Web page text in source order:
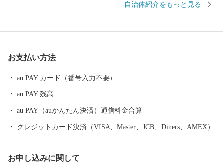
わびは全国の市場を通じて食卓や料理店を賑わせています。 地元
治42年以来、天皇・皇后両陛下に献上が続いている最高級の枇杷
自治体紹介をもっと見る
お支払い方法
au PAY カード（番号入力不要）
au PAY 残高
au PAY（auかんたん決済）通信料金合算
クレジットカード決済（VISA、Master、JCB、Diners、AMEX）
お申し込みに関して